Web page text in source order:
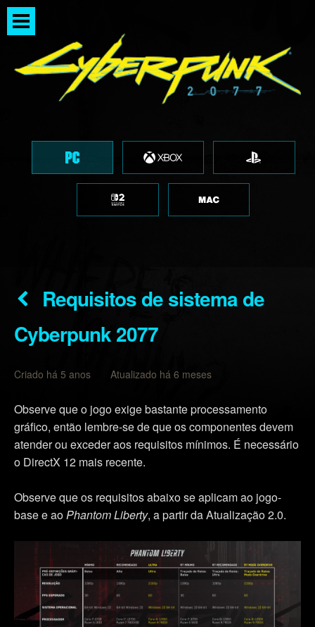
Requisitos de sistema de
Cyberpunk 2077
Criado há 5 anos Atualizado há 6 meses
Observe que o jogo exige bastante processamento
gráfico, então lembre-se de que os componentes devem
atender ou exceder aos requisitos mínimos. É necessário
o DirectX 12 mais recente.
Observe que os requisitos abaixo se aplicam ao jogo-
base e aoPhantom Liberty, a partir da Atualização 2.0.